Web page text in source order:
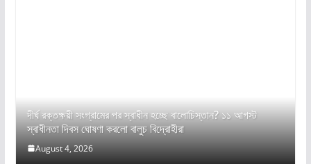
দীর্ঘ রক্তক্ষয়ী সংগ্রামের পর স্বাধীন হচ্ছে বালোচিস্তান? ১১ আগস্ট
স্বাধীনতা দিবস ঘোষণা করলো বালুচ বিদ্রোহীরা
August 4, 2026